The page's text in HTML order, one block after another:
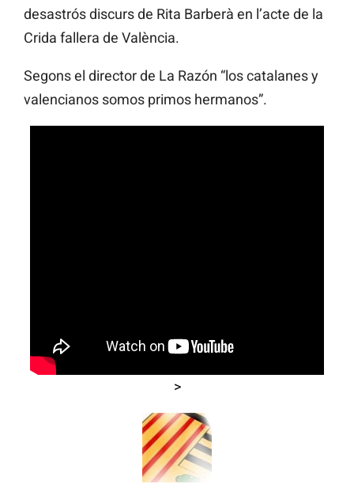
desastrós discurs de Rita Barberà en l’acte de la
Crida fallera de València.
Segons el director de La Razón “los catalanes y
valencianos somos primos hermanos”.
>